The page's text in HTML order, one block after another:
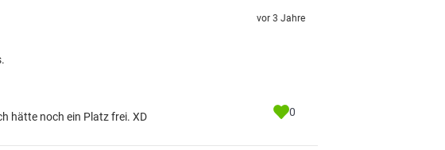
hätte noch ein Platz frei. XD
vor 3 Jahre
0